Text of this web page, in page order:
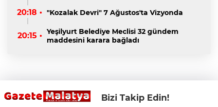
20:18 • "Kozalak Devri" 7 Ağustos'ta Vizyonda
20:15 • Yeşilyurt Belediye Meclisi 32 gündem
maddesini karara bağladı
Bizi Takip Edin!